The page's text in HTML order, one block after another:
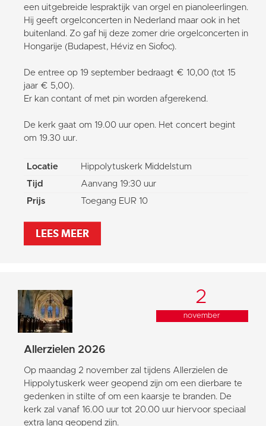
een uitgebreide lespraktijk van orgel en pianoleerlingen.
Hij geeft orgelconcerten in Nederland maar ook in het
buitenland. Zo gaf hij deze zomer drie orgelconcerten in
Hongarije (Budapest, Héviz en Siofoc).
De entree op 19 september bedraagt € 10,00 (tot 15
jaar € 5,00).
Er kan contant of met pin worden afgerekend.
De kerk gaat om 19.00 uur open. Het concert begint
om 19.30 uur.
Locatie
Hippolytuskerk Middelstum
Tijd
Aanvang 19:30 uur
Prijs
Toegang EUR 10
LEES MEER
2
november
Allerzielen 2026
Op maandag 2 november zal tijdens Allerzielen de
Hippolytuskerk weer geopend zijn om een dierbare te
gedenken in stilte of om een kaarsje te branden. De
kerk zal vanaf 16.00 uur tot 20.00 uur hiervoor speciaal
extra lang geopend zijn.